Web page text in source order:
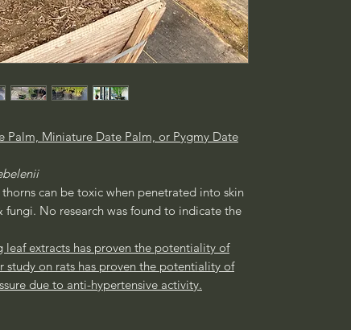
Palm, Miniature Date Palm, or Pygmy Date
thorns can be toxic when penetrated into skin
No research was found to indicate the
leaf extracts has proven the potentiality of
study on rats has proven the potentiality of
due to anti-hypertensive activity.